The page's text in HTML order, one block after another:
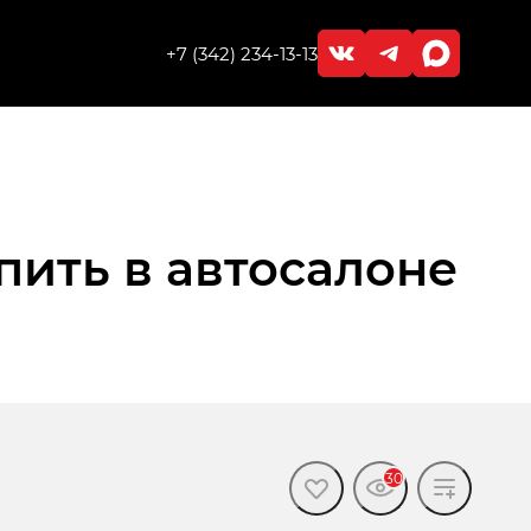
+7 (342) 234-13-13
в автосалоне
30